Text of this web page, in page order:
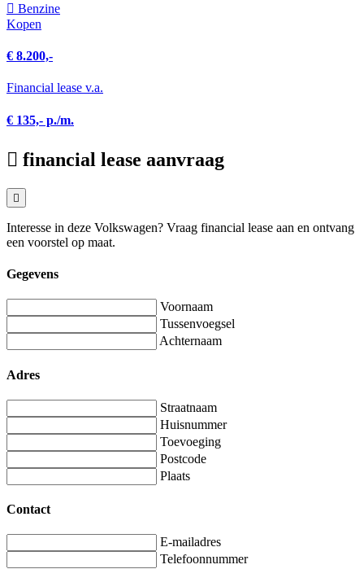
Benzine
Kopen
€ 8.200,-
Financial lease v.a.
€ 135,- p./m.
financial lease aanvraag
Interesse in deze Volkswagen? Vraag financial lease aan en ontvang
een voorstel op maat.
Gegevens
Voornaam
Tussenvoegsel
Achternaam
Adres
Straatnaam
Huisnummer
Toevoeging
Postcode
Plaats
Contact
E-mailadres
Telefoonnummer